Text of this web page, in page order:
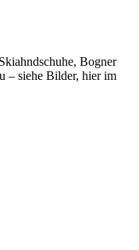
Bogner
– siehe Bilder, hier im